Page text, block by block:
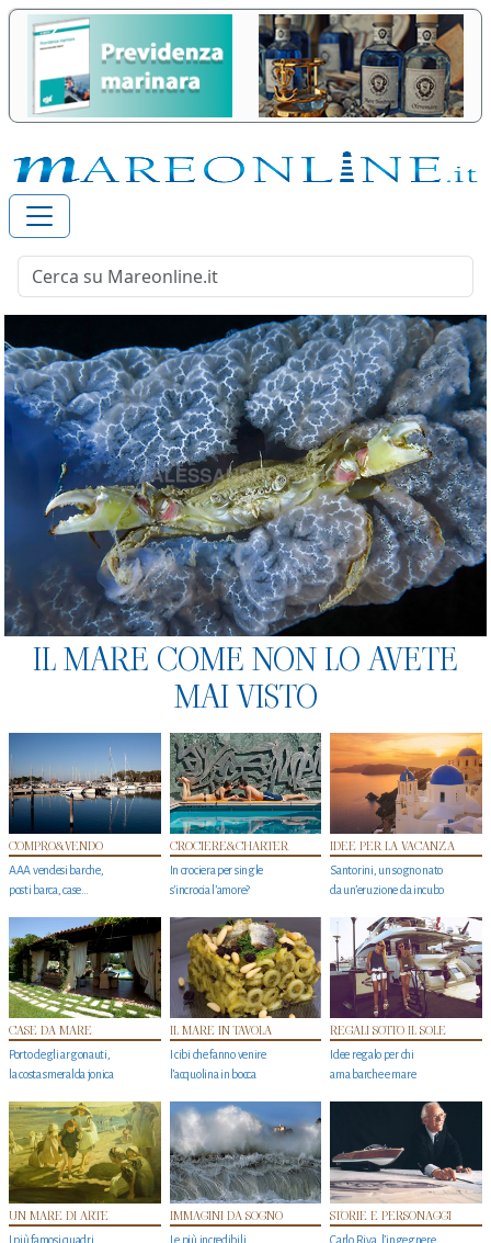
IL MARE COME NON LO AVETE
MAI VISTO
COMPRO&VENDO
AAA vendesi barche,
posti barca, case…
CROCIERE&CHARTER
In crociera per single
s'incrocia l’amore?
IDEE PER LA VACANZA
Santorini, un sogno nato
da un’eruzione da incubo
CASE DA MARE
Porto degli argonauti,
la costa smeralda jonica
IL MARE IN TAVOLA
I cibi che fanno venire
l’acquolina in bocca
REGALI SOTTO IL SOLE
Idee regalo per chi
ama barche e mare
UN MARE DI ARTE
I più famosi quadri
IMMAGINI DA SOGNO
Le più incredibili
STORIE E PERSONAGGI
Carlo Riva, l’ingegnere